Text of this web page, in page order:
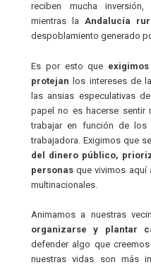
reciben mucha
mientras laAndalucía
despoblamiento generado
Es por esto que
protejan los intereses de
las ansias especulativas
papel no es hacerse
trabajar en función de los
trabajadora. Exigimos que
del dinero público,
personas que vivimos aquí
multinacionales.
Animamos a nuestras
organizarse y plantar
defender algo que
nuestras vidas son más